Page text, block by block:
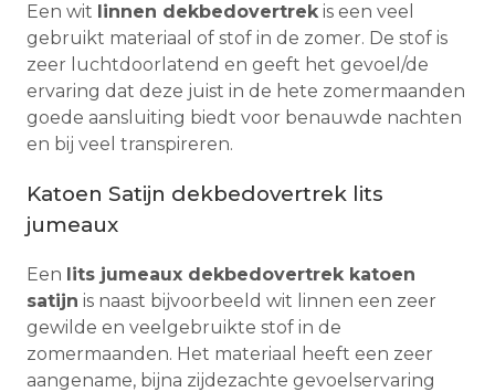
Een wit linnen dekbedovertrekis een veel
gebruikt materiaal of stof in de zomer. De stof is
zeer luchtdoorlatend en geeft het gevoel/de
ervaring dat deze juist in de hete zomermaanden
goede aansluiting biedt voor benauwde nachten
en bij veel transpireren.
Katoen Satijn dekbedovertrek lits
jumeaux
Een lits jumeaux dekbedovertrek katoen
satijn is naast bijvoorbeeld wit linnen een zeer
gewilde en veelgebruikte stof in de
zomermaanden. Het materiaal heeft een zeer
aangename, bijna zijdezachte gevoelservaring